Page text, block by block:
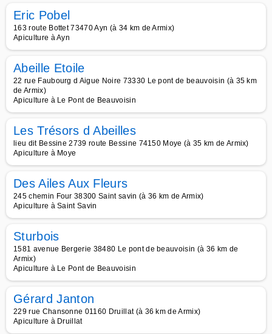
Eric Pobel
163 route Bottet 73470 Ayn (à 34 km de Armix)
Apiculture à Ayn
Abeille Etoile
22 rue Faubourg d Aigue Noire 73330 Le pont de beauvoisin (à 35 km
de Armix)
Apiculture à Le Pont de Beauvoisin
Les Trésors d Abeilles
lieu dit Bessine 2739 route Bessine 74150 Moye (à 35 km de Armix)
Apiculture à Moye
Des Ailes Aux Fleurs
245 chemin Four 38300 Saint savin (à 36 km de Armix)
Apiculture à Saint Savin
Sturbois
1581 avenue Bergerie 38480 Le pont de beauvoisin (à 36 km de
Armix)
Apiculture à Le Pont de Beauvoisin
Gérard Janton
229 rue Chansonne 01160 Druillat (à 36 km de Armix)
Apiculture à Druillat